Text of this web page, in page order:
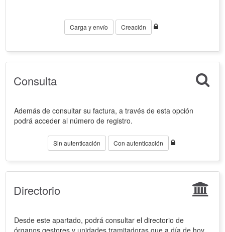
Carga y envío Creación
Consulta
Además de consultar su factura, a través de esta opción
podrá acceder al número de registro.
Sin autenticación Con autenticación
Directorio
Desde este apartado, podrá consultar el directorio de
órganos gestores y unidades tramitadoras que a día de hoy,